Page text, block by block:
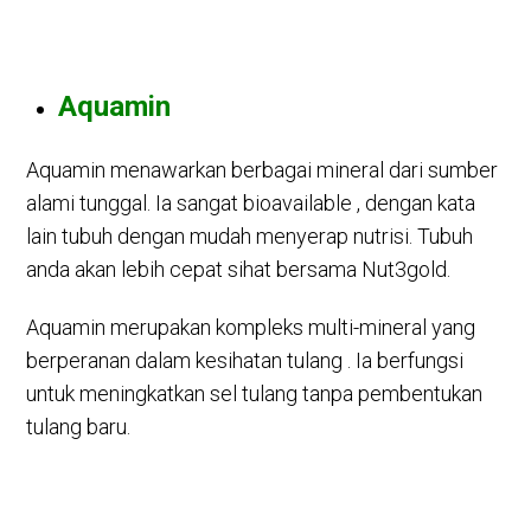
Aquamin
Aquamin menawarkan berbagai mineral dari sumber
alami tunggal. Ia sangat bioavailable , dengan kata
lain tubuh dengan mudah menyerap nutrisi. Tubuh
anda akan lebih cepat sihat bersama Nut3gold.
Aquamin merupakan kompleks multi-mineral yang
berperanan dalam kesihatan tulang . Ia berfungsi
untuk meningkatkan sel tulang tanpa pembentukan
tulang baru.